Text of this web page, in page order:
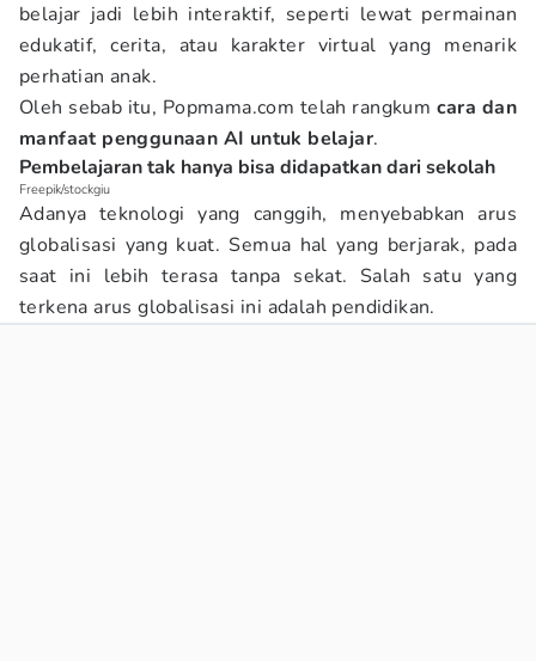
belajar jadi lebih interaktif, seperti lewat permainan
edukatif, cerita, atau karakter virtual yang menarik
perhatian anak.
Oleh sebab itu, Popmama.com telah rangkum cara dan
manfaat penggunaan AI untuk belajar.
Pembelajaran tak hanya bisa didapatkan dari sekolah
Freepik/stockgiu
Adanya teknologi yang canggih, menyebabkan arus
globalisasi yang kuat. Semua hal yang berjarak, pada
saat ini lebih terasa tanpa sekat. Salah satu yang
terkena arus globalisasi ini adalah pendidikan.